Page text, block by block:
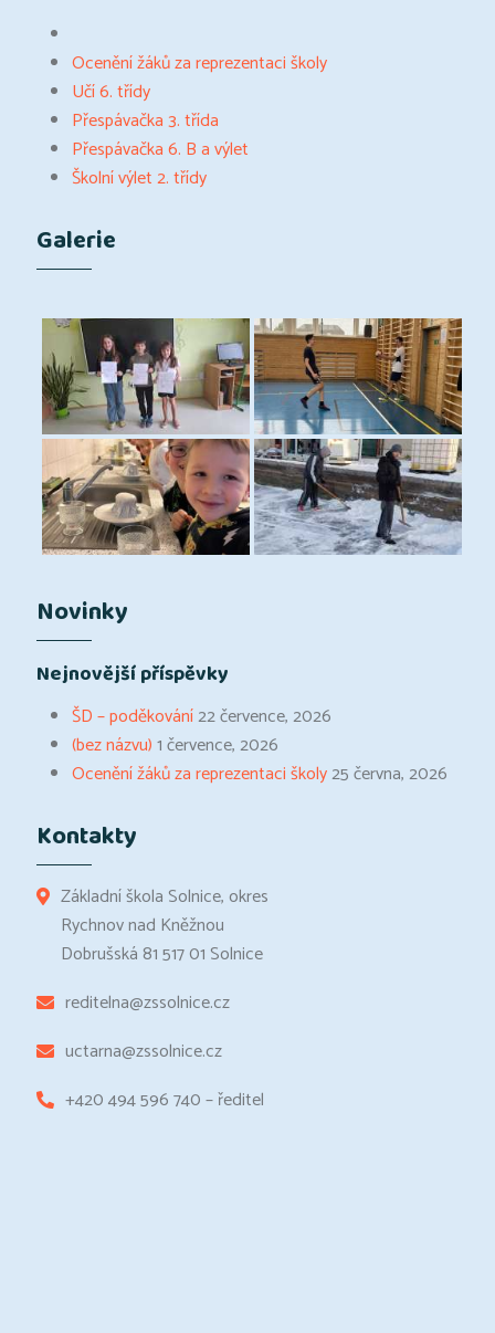
Ocenění žáků za reprezentaci školy
Učí 6. třídy
Přespávačka 3. třída
Přespávačka 6. B a výlet
Školní výlet 2. třídy
Galerie
Novinky
Nejnovější příspěvky
ŠD – poděkování22 července, 2026
(bez názvu)1 července, 2026
Ocenění žáků za reprezentaci školy25 června, 2026
Kontakty
Základní škola Solnice, okres
Rychnov nad Kněžnou
Dobrušská 81 517 01 Solnice
reditelna@zssolnice.cz
uctarna@zssolnice.cz
+420 494 596 740 – ředitel